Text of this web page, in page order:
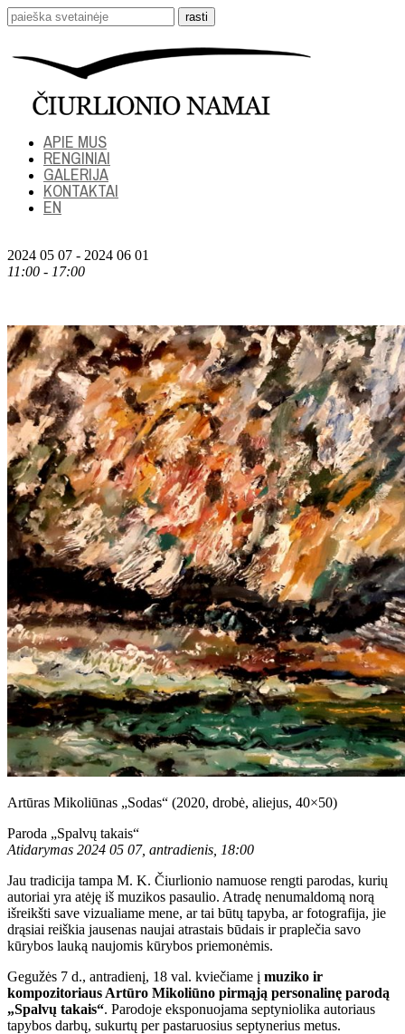
APIE MUS
RENGINIAI
GALERIJA
KONTAKTAI
EN
2024 05 07 - 2024 06 01
11:00 - 17:00
Artūras Mikoliūnas „Sodas“ (2020, drobė, aliejus, 40×50)
Paroda „Spalvų takais“
Atidarymas 2024 05 07, antradienis, 18:00
Jau tradicija tampa M. K. Čiurlionio namuose rengti parodas, kurių
autoriai yra atėję iš muzikos pasaulio. Atradę nenumaldomą norą
išreikšti save vizualiame mene, ar tai būtų tapyba, ar fotografija, jie
drąsiai reiškia jausenas naujai atrastais būdais ir praplečia savo
kūrybos lauką naujomis kūrybos priemonėmis.
Gegužės 7 d., antradienį, 18 val. kviečiame į muziko ir
kompozitoriaus Artūro Mikoliūno pirmąją personalinę parodą
„Spalvų takais“. Parodoje eksponuojama septyniolika autoriaus
tapybos darbų, sukurtų per pastaruosius septynerius metus.